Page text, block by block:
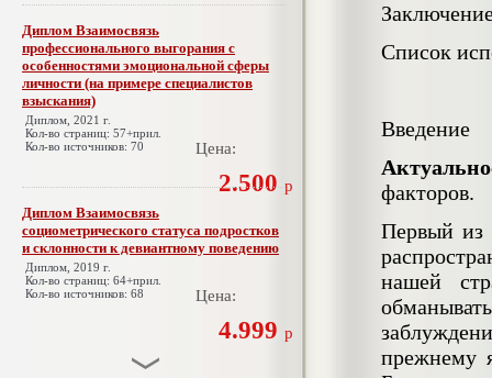
Диплом Взаимосвязь
профессионального выгорания с
особенностями эмоциональной сферы
личности (на примере специалистов
взыскания)
Диплом, 2021 г.
Кол-во страниц: 57+прил.
Кол-во источников: 70
Цена:
2.500 р
Диплом Взаимосвязь
социометрического статуса подростков
и склонности к девиантному поведению
Диплом, 2019 г.
Кол-во страниц: 64+прил.
Кол-во источников: 68
Цена:
4.999 р
Список
Введение
факторов.
Первый из
нашей
прежнему